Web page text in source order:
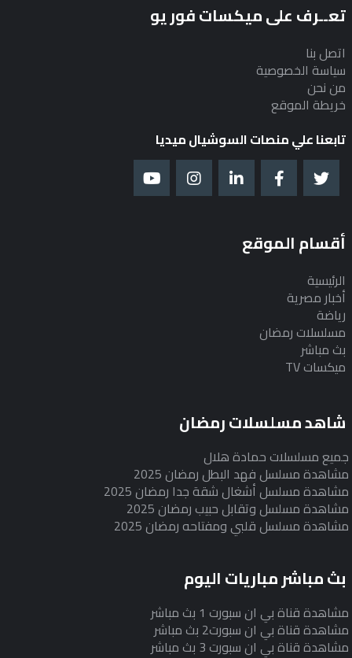
تعــرف على ميكسات فور يو
اتصل بنا
سياسة الخصوصية
من نحن
خريطة الموقع
تابعنا علي منصات السوشيال ميديا
أقسام الموقع
الرئيسية
أخبار مصرية
رياضة
مسلسلات رمضان
بث مباشر
ميكسات TV
شاهد مسلسلات رمضان
جميع مسلسلات حمادة هلال
مشاهدة مسلسل فهد البطل رمضان 2025
مشاهدة مسلسل أشغال شقة جدا رمضان 2025
مشاهدة مسلسل وتقابل حبيب رمضان 2025
مشاهدة مسلسل قلبي ومفتاحه رمضان 2025
بث مباشر مباريات اليوم
مشاهدة قناة بي ان سبورت 1 بث مباشر
مشاهدة قناة بي ان سبورت2 بث مباشر
مشاهدة قناة بي ان سبورت 3 بث مباشر